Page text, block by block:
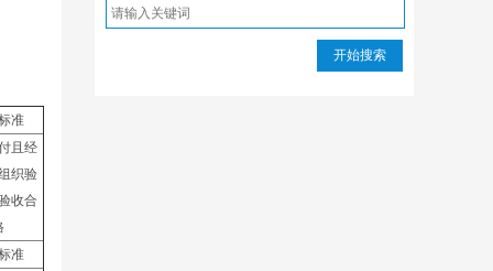
准
且经
织验
收合
准
开始搜索